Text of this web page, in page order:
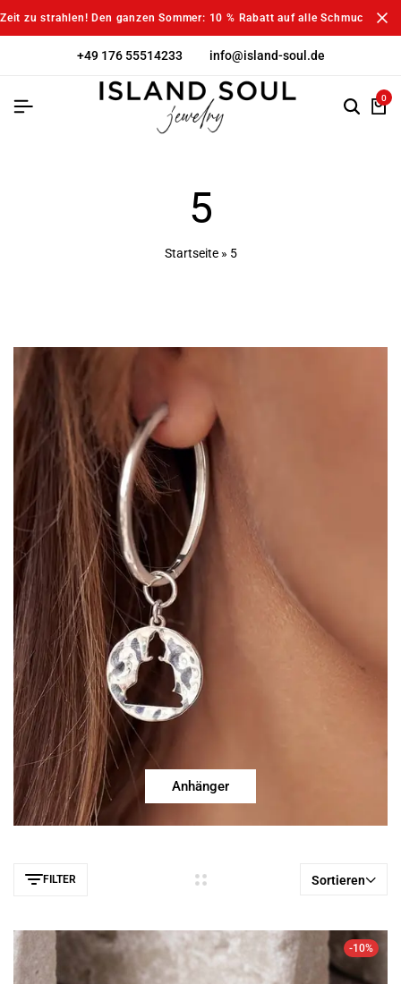
Zeit zu strahlen! Den ganzen Sommer: 10 % Rabatt auf alle
+49 176 55514233 info@island-soul.de
0
5
Startseite» 5
Anhänger
FILTER Sortieren
-10%